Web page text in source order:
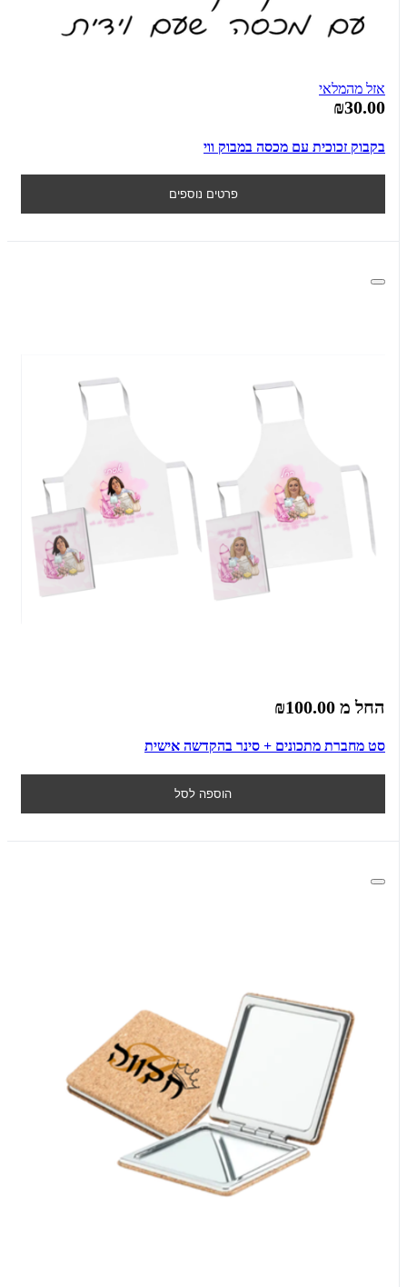
אזל מהמלאי
₪30.00
בקבוק זכוכית עם מכסה במבוק ווי
פרטים נוספים
החל מ ₪100.00
סט מחברת מתכונים + סינר בהקדשה אישית
הוספה לסל